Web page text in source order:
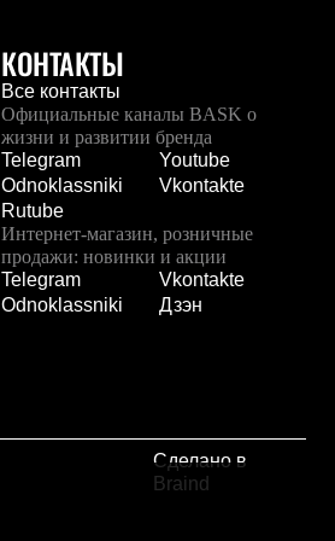
КОНТАКТЫ
Все контакты
Официальные каналы BASK о
жизни и развитии бренда
Telegram
Youtube
Odnoklassniki
Vkontakte
Rutube
Интернет-магазин, розничные
продажи: новинки и акции
Telegram
Vkontakte
Odnoklassniki
Дзэн
Сделано в
Braind